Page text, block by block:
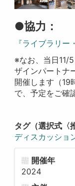
●協力：
『ライブラリ
※なお、当日11/
ザインパートナ
開催します（19
で、予定をご確
タグ（選択式〈
ディスカッショ
開催年
2024